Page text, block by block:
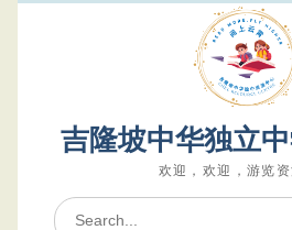
吉隆坡中华独立
欢迎，欢迎，游览
Search